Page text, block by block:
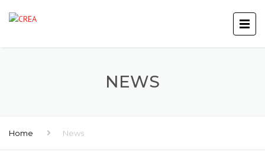
NEWS
Home News